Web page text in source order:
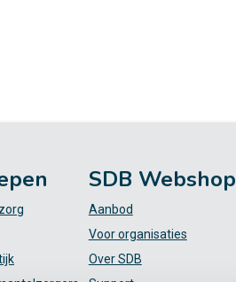
SDB Webshop
Aanbod
Voor organisaties
Over SDB